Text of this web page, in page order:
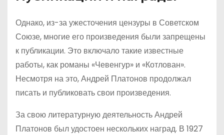
Однако, из-за ужесточения цензуры в Советском
Союзе, многие его произведения были запрещены
к публикации. Это включало такие известные
работы, как романы «Чевенгур» и «Котлован».
Несмотря на это, Андрей Платонов продолжал
писать и публиковать свои произведения.
За свою литературную деятельность Андрей
Платонов был удостоен нескольких наград. В 1927